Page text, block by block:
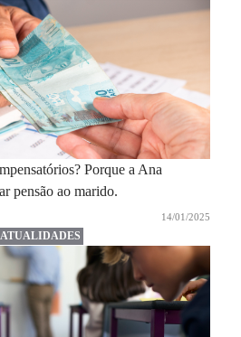
Porque a Ana
pensão ao marido.
14/01/2025
ATUALIDADES